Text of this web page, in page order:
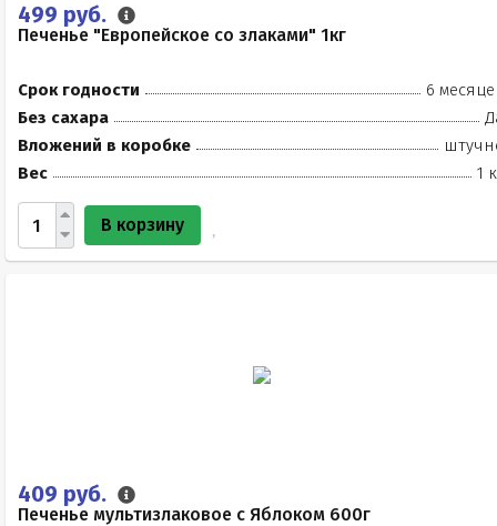
499 руб.
Печенье "Европейское со злаками" 1кг
Срок годности
6
Без сахара
Вложений в коробке
Вес
1
В корзину
409 руб.
Печенье мультизлаковое с Яблоком 600г